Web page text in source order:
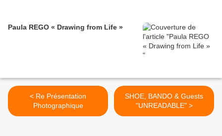
Paula REGO « Drawing from Life »
< Re Présentation
Photographique
SHOE, BANDO & Guests
"UNREADABLE" >